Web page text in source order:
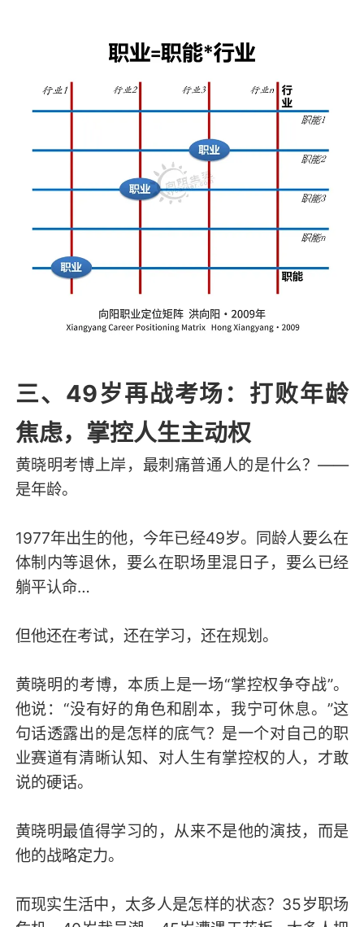
三、49岁再战考场：打败年龄
焦虑，掌控人生主动权
黄晓明考博上岸，最刺痛普通人的是什么？——
是年龄。
1977年出生的他，今年已经49岁。同龄人要么在
体制内等退休，要么在职场里混日子，要么已经
躺平认命…
但他还在考试，还在学习，还在规划。
黄晓明的考博，本质上是一场“掌控权争夺战”。
他说：“没有好的角色和剧本，我宁可休息。”这
句话透露出的是怎样的底气？是一个对自己的职
业赛道有清晰认知、对人生有掌控权的人，才敢
说的硬话。
黄晓明最值得学习的，从来不是他的演技，而是
他的战略定力。
而现实生活中，太多人是怎样的状态？35岁职场